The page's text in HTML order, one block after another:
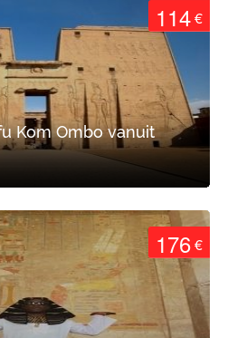
114€
Kom Ombo vanuit
176€